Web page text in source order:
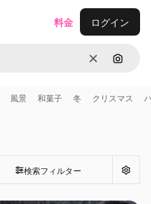
消去 画像で
料金 ログイン
風景 和菓子 冬 クリスマス
検索フィルター